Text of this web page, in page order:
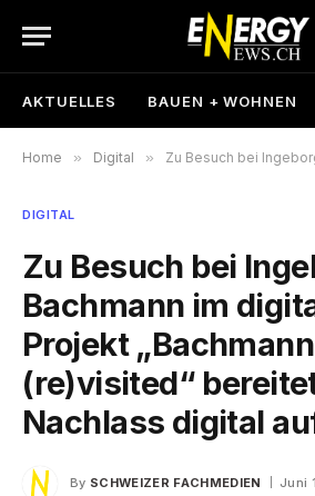
AKTUELLES BAUEN + WOHNEN
Home » Digital » Zu Besuch bei Ingeborg Bachmann im digitalen Raum:
DIGITAL
Zu Besuch bei
Bachmann im
Projekt „Bachmann
(re)visited“
Nachlass digital
By SCHWEIZER FACHMEDIEN
Juni